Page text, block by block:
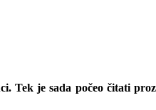
Tek je sada počeo čitati